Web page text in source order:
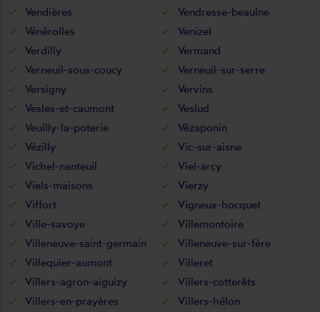
Vendières
Vendresse-beaulne
Vénérolles
Venizel
Verdilly
Vermand
Verneuil-sous-coucy
Verneuil-sur-serre
Versigny
Vervins
Vesles-et-caumont
Veslud
Veuilly-la-poterie
Vézaponin
Vézilly
Vic-sur-aisne
Vichel-nanteuil
Viel-arcy
Viels-maisons
Vierzy
Viffort
Vigneux-hocquet
Ville-savoye
Villemontoire
Villeneuve-saint-germain
Villeneuve-sur-fère
Villequier-aumont
Villeret
Villers-agron-aiguizy
Villers-cotterêts
Villers-en-prayères
Villers-hélon